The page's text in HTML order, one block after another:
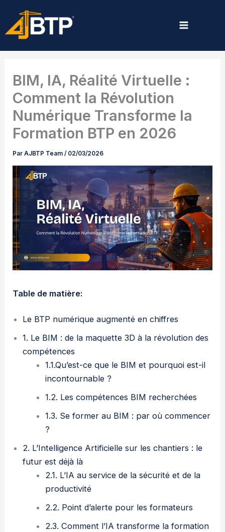
contenu
BIM, IA, Réalité Virtuelle :
Comment la Révolution
Numérique Transforme la
Formation BTP en 2026
Par AJBTP Team/ 02/03/2026
Table de matière:
Le BTP numérique augmenté en chiffres
1. Le BIM : de la maquette 3D à la révolution des
compétences
1.1.Qu’est-ce que le BIM et pourquoi est-il
incontournable ?
1.2. Les compétences BIM recherchées
1.3. Se former au BIM : par où commencer
?
2. L’Intelligence Artificielle sur les chantiers : le
futur est déjà là
2.1. L’IA au service de la sécurité et de la
productivité
2.2. Point d’alerte pour les formateurs
2.3. Comment l’IA transforme la formation